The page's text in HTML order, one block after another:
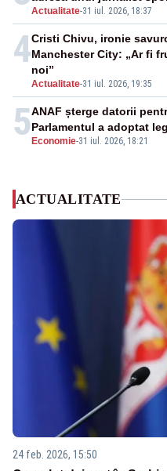
Actualitate-31 iul. 2026, 18:37
4
Actualitate-31 iul. 2026, 19:35
Cristi Chivu, ironie
Manchester City: „Ar fi
noi”
5 Economie-31 iul. 2026, 18:21
ANAF șterge datorii
Parlamentul a adoptat
ACTUALITATE
24 feb. 2026, 15:50